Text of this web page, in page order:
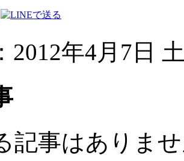
2012年4月7日
記事はありま